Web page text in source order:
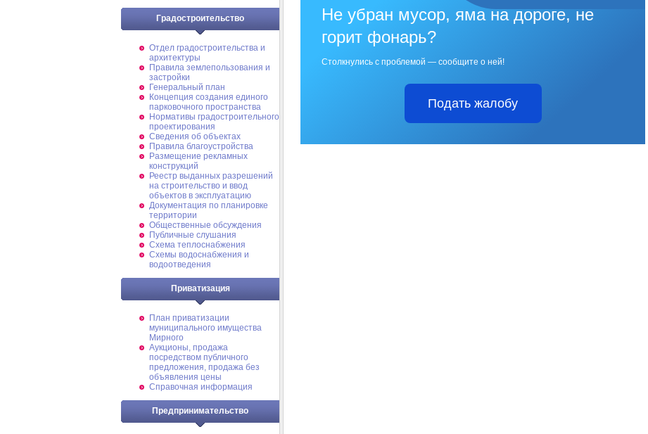
Градостроительство
Отдел градостроительства и
архитектуры
Правила землепользования и
застройки
Генеральный план
Концепция создания единого
парковочного пространства
Нормативы градостроительного
проектирования
Сведения об объектах
Правила благоустройства
Размещение рекламных
конструкций
Реестр выданных разрешений
на строительство и ввод
объектов в эксплуатацию
Документация по планировке
территории
Общественные обсуждения
Публичные слушания
Схема теплоснабжения
Схемы водоснабжения и
водоотведения
Приватизация
План приватизации
муниципального имущества
Мирного
Аукционы, продажа
посредством публичного
предложения, продажа без
объявления цены
Справочная информация
Предпринимательство
Не убран мусор, яма на дороге, не
горит фонарь?
Столкнулись с проблемой — сообщите о ней!
Подать жалобу